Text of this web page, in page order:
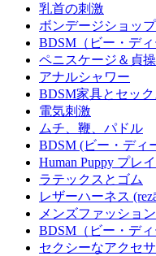
乳首の刺激
ボンデージショップ
BDSM（ビー・デ
ペニスケージ＆貞
アナルシャワー
BDSM家具とセッ
電気刺激
ムチ、鞭、パドル
BDSM (ビー・ディ
Human Puppy プレ
ラテックスとゴム
レザーハーネス
メンズファッショ
BDSM（ビー・デ
セクシーなアクセ